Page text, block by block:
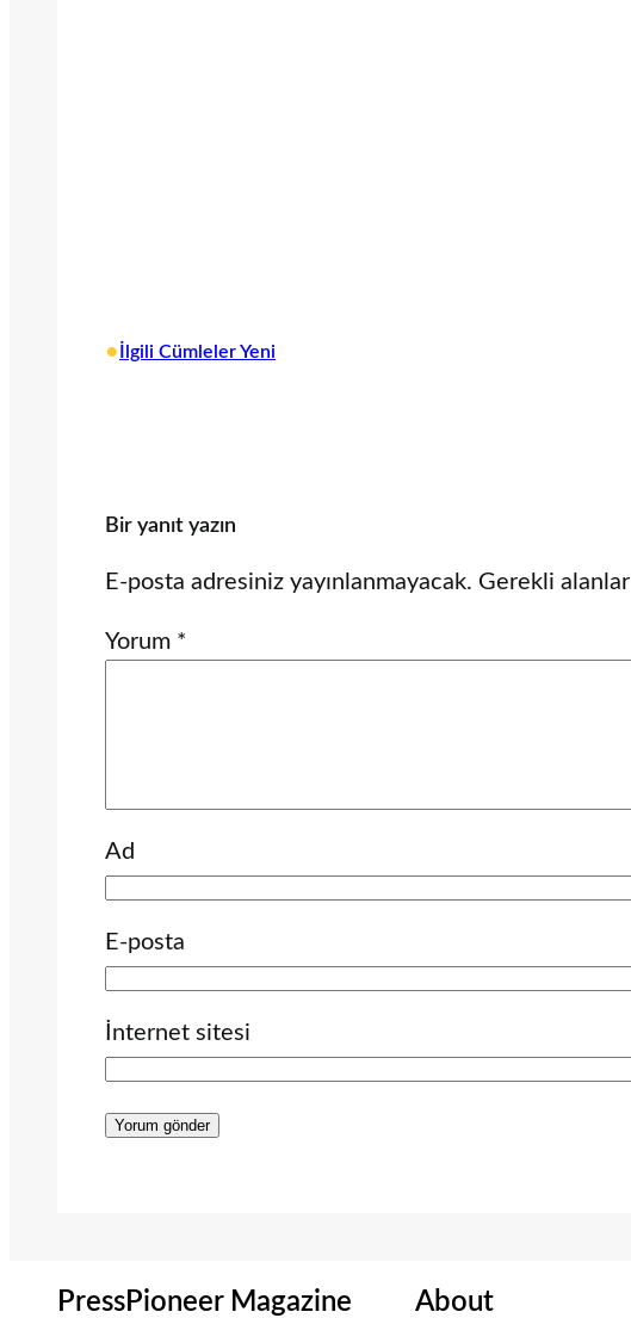
• İlgili Cümleler Yeni
Bir yanıt yazın
E-posta adresiniz yayınlanmayacak. Gerekli alanlar
Yorum *
Ad
E-posta
İnternet sitesi
PressPioneer Magazine About